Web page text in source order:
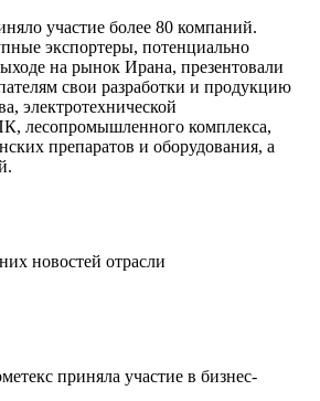
участие более 80 компаний.
экспортеры, потенциально
на рынок Ирана, презентовали
свои разработки и продукцию
электротехнической
лесопромышленного комплекса,
препаратов и оборудования, а
новостей отрасли